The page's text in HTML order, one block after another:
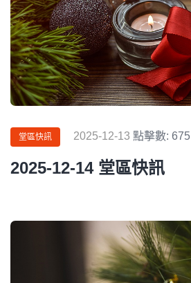
堂區快訊 2025-12-13 點擊數: 675
2025-12-14 堂區快訊